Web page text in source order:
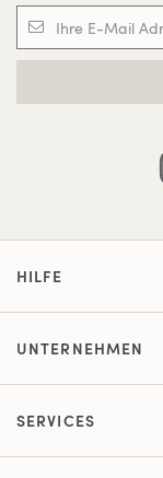
HILFE
UNTERNEHMEN
SERVICES